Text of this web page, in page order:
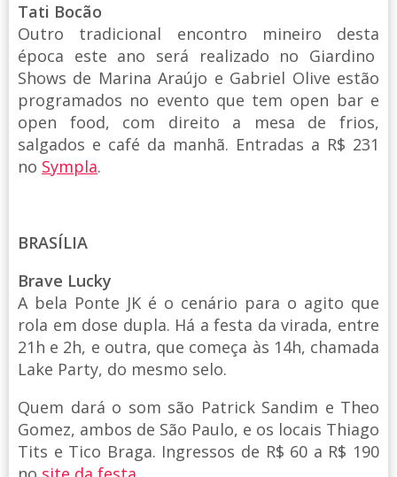
Tati Bocão
Outro tradicional encontro mineiro desta
época este ano será realizado no Giardino
Shows de Marina Araújo e Gabriel Olive estão
programados no evento que tem open bar e
open food, com direito a mesa de frios,
salgados e café da manhã. Entradas a R$ 231
no Sympla.
BRASÍLIA
Brave Lucky
A bela Ponte JK é o cenário para o agito que
rola em dose dupla. Há a festa da virada, entre
21h e 2h, e outra, que começa às 14h, chamada
Lake Party, do mesmo selo.
Quem dará o som são Patrick Sandim e Theo
Gomez, ambos de São Paulo, e os locais Thiago
Tits e Tico Braga. Ingressos de R$ 60 a R$ 190